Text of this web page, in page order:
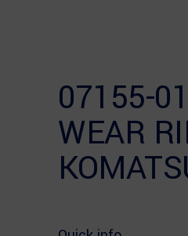
07155-
WEAR